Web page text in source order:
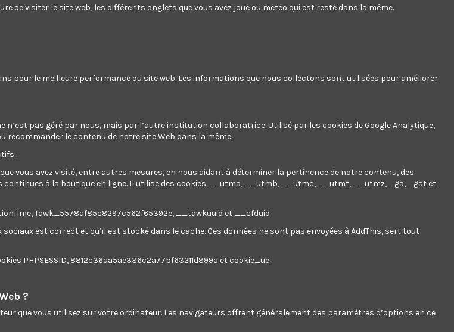
100A + 1
and you will earn 141 points/1,41 € (Chaque 1,00 € dépensé = 1 point, 1 point = 0,01 € de réduction sur
de visiter le site web, les différents onglets que vous avez joué ou météo qui est resté dans la même.
pour le meilleure performance du site web. Les informations que nous collectons sont utilisées pour améliorer
pas géré par nous, mais par l’autre institution collaboratrice. Utilisé par les cookies de Google Analytique,
le contenu de notre site Web dans la même.
:
vous avez visité, entre autres mesures, en nous aidant à déterminer la pertinence de notre contenu, des
à la boutique en ligne. Il utilise des cookies __utma, __utmb, __utmc, __utmt, __utmz, _ga, _gat et
Tawk_5578af85c8297c562f65392e, __tawkuuid et __cfduid
est correct et qu’il est stocké dans le cache. Ces données ne sont pas envoyées à AddThis, sert tout
PHPSESSID, 8812c36aa5ae336c2a77bf63211d899a et cookie_ue.
?
que vous utilisez sur votre ordinateur. Les navigateurs offrent généralement des paramètres d’options en ce